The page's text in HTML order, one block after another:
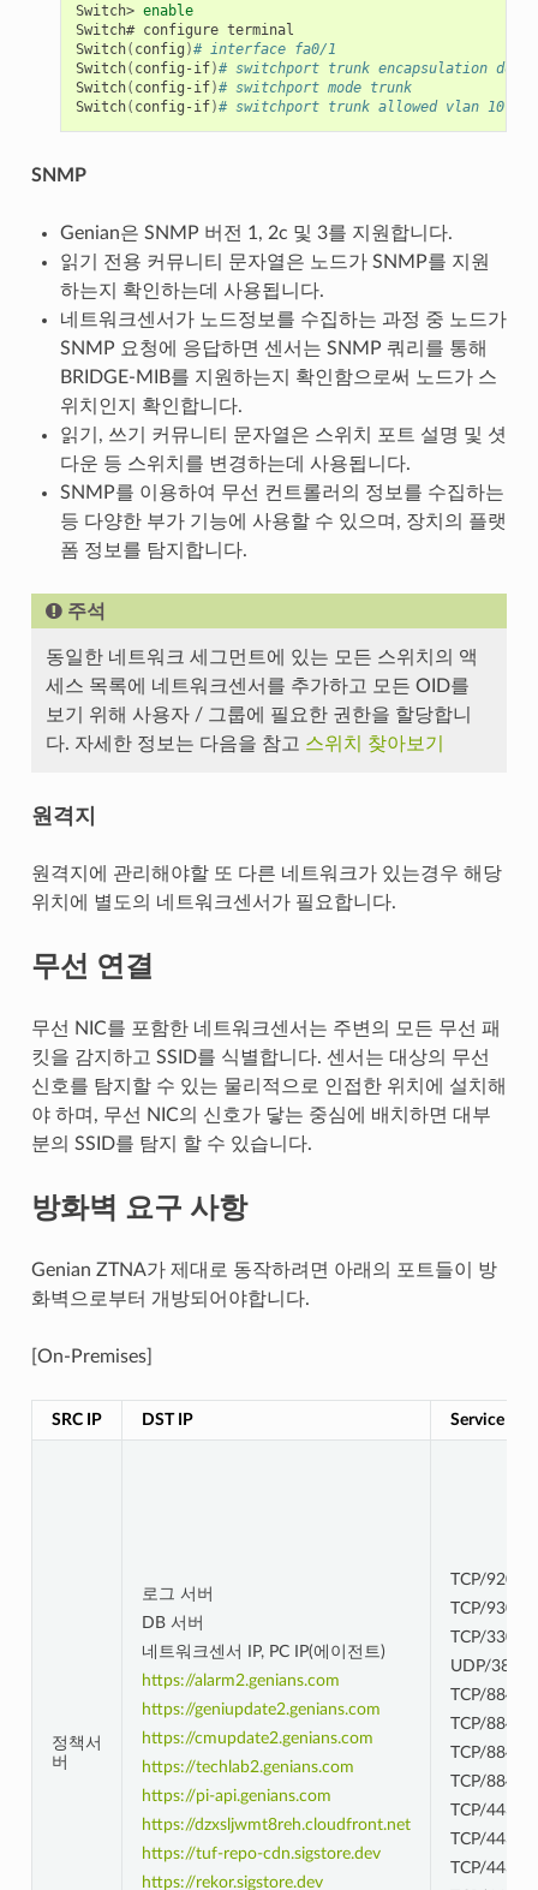
Switch> enable
Switch# configure terminal
Switch( config )# interface fa0/1
Switch( config-if)# switchport trunk encapsulation dot1q
Switch( config-if)# switchport mode trunk
Switch( config-if)# switchport trunk allowed vlan
SNMP
Genian은 SNMP 버전 1, 2c 및 3를 지원합니다.
읽기 전용 커뮤니티 문자열은 노드가 SNMP를 지원
하는지 확인하는데 사용됩니다.
네트워크센서가 노드정보를 수집하는 과정 중 노드가
SNMP 요청에 응답하면 센서는 SNMP 쿼리를 통해
BRIDGE-MIB를 지원하는지 확인함으로써 노드가 스
위치인지 확인합니다.
읽기, 쓰기 커뮤니티 문자열은 스위치 포트 설명 및 셧
다운 등 스위치를 변경하는데 사용됩니다.
SNMP를 이용하여 무선 컨트롤러의 정보를 수집하는
등 다양한 부가 기능에 사용할 수 있으며, 장치의 플랫
폼 정보를 탐지합니다.
주석
동일한 네트워크 세그먼트에 있는 모든 스위치의 액
세스 목록에 네트워크센서를 추가하고 모든 OID를
보기 위해 사용자 / 그룹에 필요한 권한을 할당합니
다. 자세한 정보는 다음을 참고 스위치 찾아보기
원격지
원격지에 관리해야할 또 다른 네트워크가 있는경우 해당
위치에 별도의 네트워크센서가 필요합니다.
무선 연결
무선 NIC를 포함한 네트워크센서는 주변의 모든 무선 패
킷을 감지하고 SSID를 식별합니다. 센서는 대상의 무선
신호를 탐지할 수 있는 물리적으로 인접한 위치에 설치해
야 하며, 무선 NIC의 신호가 닿는 중심에 배치하면 대부
분의 SSID를 탐지 할 수 있습니다.
방화벽 요구 사항
Genian ZTNA가 제대로 동작하려면 아래의 포트들이 방
화벽으로부터 개방되어야합니다.
[On-Premises]
SRC IP DST IP Service
정책서
버
로그 서버
DB 서버
네트워크센서 IP, PC IP(에이전트)
https://alarm2.genians.com
https://geniupdate2.genians.com
https://cmupdate2.genians.com
https://techlab2.genians.com
https://pi-api.genians.com
https://dzxsljwmt8reh.cloudfront.net
https://tuf-repo-cdn.sigstore.dev
https://rekor.sigstore.dev
TCP/
TCP/
TCP/3306
UDP/3871
TCP/8844
TCP/8844
TCP/8844
TCP/8844
TCP/443
TCP/443
TCP/443